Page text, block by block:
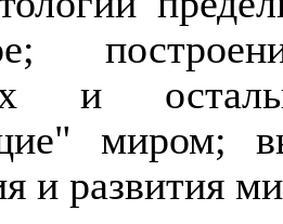
и
миром;
и развития